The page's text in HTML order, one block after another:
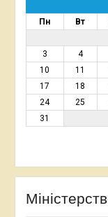
Пн Вт
3
4
10
11
17
18
24
25
31